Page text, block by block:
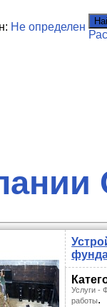
Не определен
Услуги -
работы.